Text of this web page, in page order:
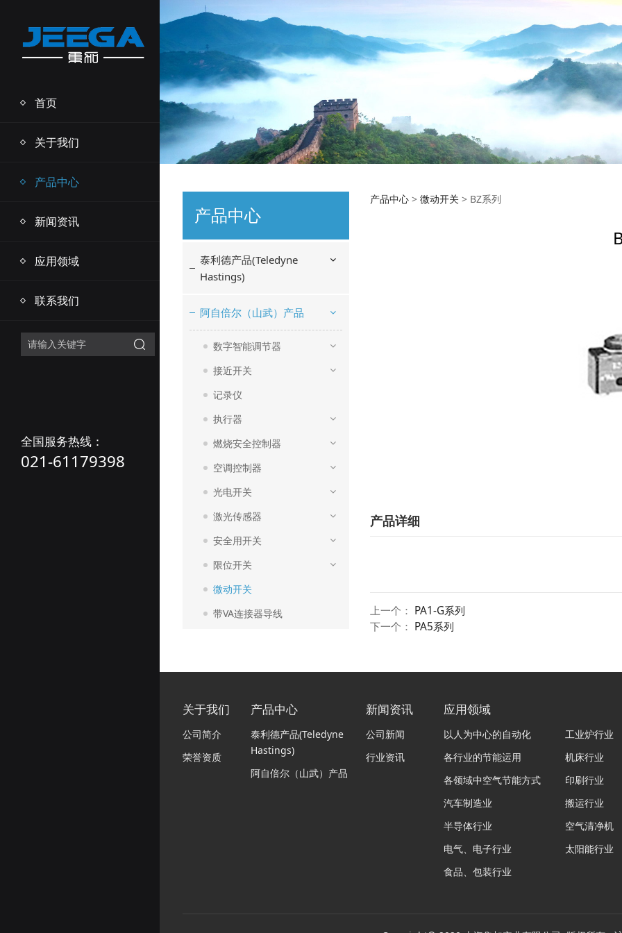
首页
关于我们
产品中心
新闻资讯
应用领域
联系我们
全国服务热线：
021-61179398
产品中心
泰利德产品(Teledyne
Hastings)
阿自倍尔（山武）产品
数字智能调节器
接近开关
记录仪
执行器
燃烧安全控制器
空调控制器
光电开关
激光传感器
安全用开关
限位开关
微动开关
带VA连接器导线
BZ系列
产品中心 >微动开关 > BZ系列
产品详细
上一个： PA1-G系列
下一个： PA5系列
关于我们
公司简介
荣誉资质
产品中心
泰利德产品(Teledyne
Hastings)
阿自倍尔（山武）产品
新闻资讯
公司新闻
行业资讯
应用领域
以人为中心的自动化
各行业的节能运用
各领域中空气节能方式
汽车制造业
半导体行业
电气、电子行业
食品、包装行业
工业炉行业
机床行业
印刷行业
搬运行业
空气清净机
太阳能行业